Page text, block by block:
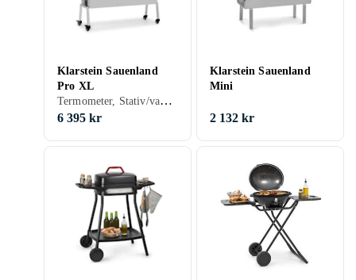
Klarstein Sauenland
Pro XL
Termometer, Stativ/vagn (medföljande/inbyggd), Klotgrill, Elgrill
6 395 kr
Klarstein Sauenland
Mini
2 132 kr